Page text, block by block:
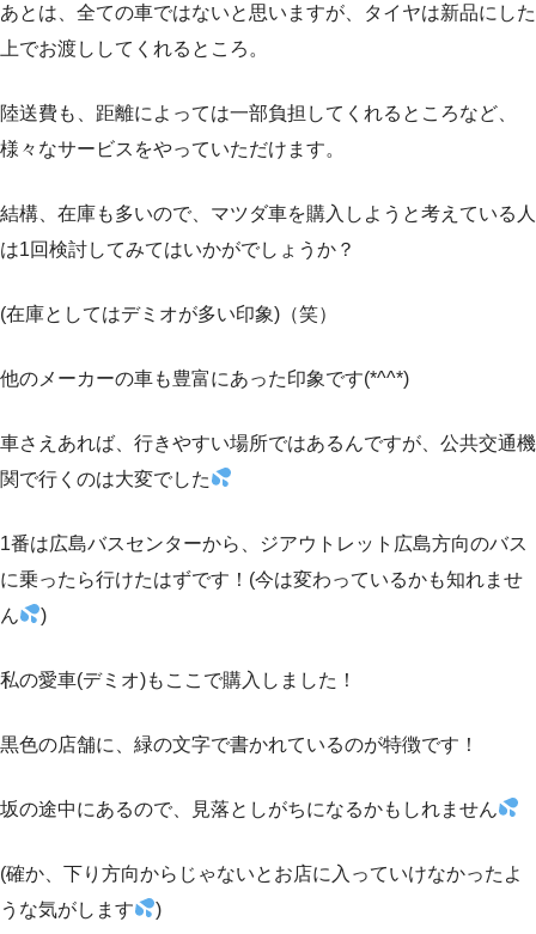
あとは、全ての車ではないと思いますが、タイヤは新品にした
上でお渡ししてくれるところ。
陸送費も、距離によっては一部負担してくれるところなど、
様々なサービスをやっていただけます。
結構、在庫も多いので、マツダ車を購入しようと考えている人
は1回検討してみてはいかがでしょうか？
(在庫としてはデミオが多い印象)（笑）
他のメーカーの車も豊富にあった印象です(*^^*)
車さえあれば、行きやすい場所ではあるんですが、公共交通機
関で行くのは大変でした
1番は広島バスセンターから、ジアウトレット広島方向のバス
に乗ったら行けたはずです！(今は変わっているかも知れませ
ん
)
私の愛車(デミオ)もここで購入しました！
黒色の店舗に、緑の文字で書かれているのが特徴です！
坂の途中にあるので、見落としがちになるかもしれません
(確か、下り方向からじゃないとお店に入っていけなかったよ
うな気がします
)